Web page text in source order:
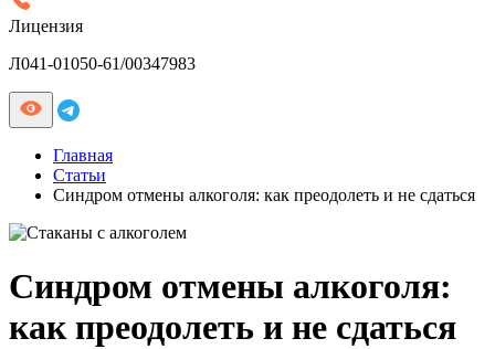
Лицензия
Л041-01050-61/00347983
Главная
Статьи
Синдром отмены алкоголя: как преодолеть и не сдаться
Синдром отмены алкоголя:
как преодолеть и не сдаться